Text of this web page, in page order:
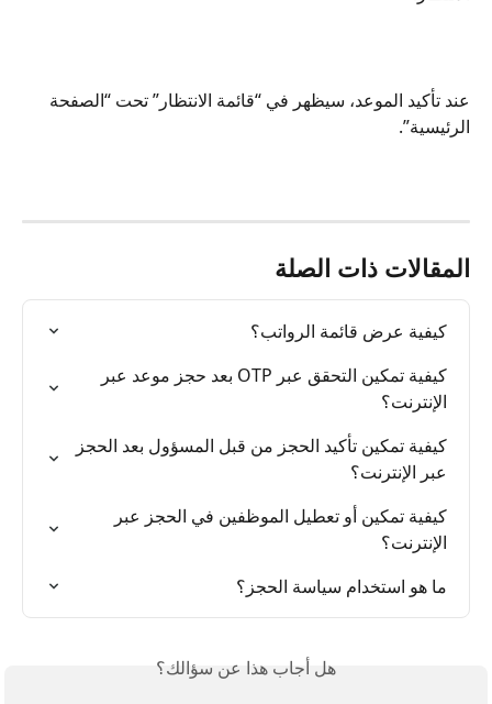
عند تأكيد الموعد، سيظهر في “قائمة الانتظار” تحت “الصفحة
الرئيسية”.
المقالات ذات الصلة
كيفية عرض قائمة الرواتب؟
كيفية تمكين التحقق عبر OTP بعد حجز موعد عبر
الإنترنت؟
كيفية تمكين تأكيد الحجز من قبل المسؤول بعد الحجز
عبر الإنترنت؟
كيفية تمكين أو تعطيل الموظفين في الحجز عبر
الإنترنت؟
ما هو استخدام سياسة الحجز؟
هل أجاب هذا عن سؤالك؟